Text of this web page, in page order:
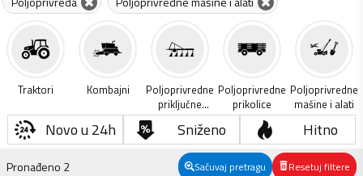
Traktori Kombajni
Poljoprivredne
priključne
mašine
Poljoprivredne
prikolice
Poljoprivredne
mašine i alati
Novo u 24h Sniženo Hitno
Pronađeno 2 Sačuvaj pretragu Resetuj filtere